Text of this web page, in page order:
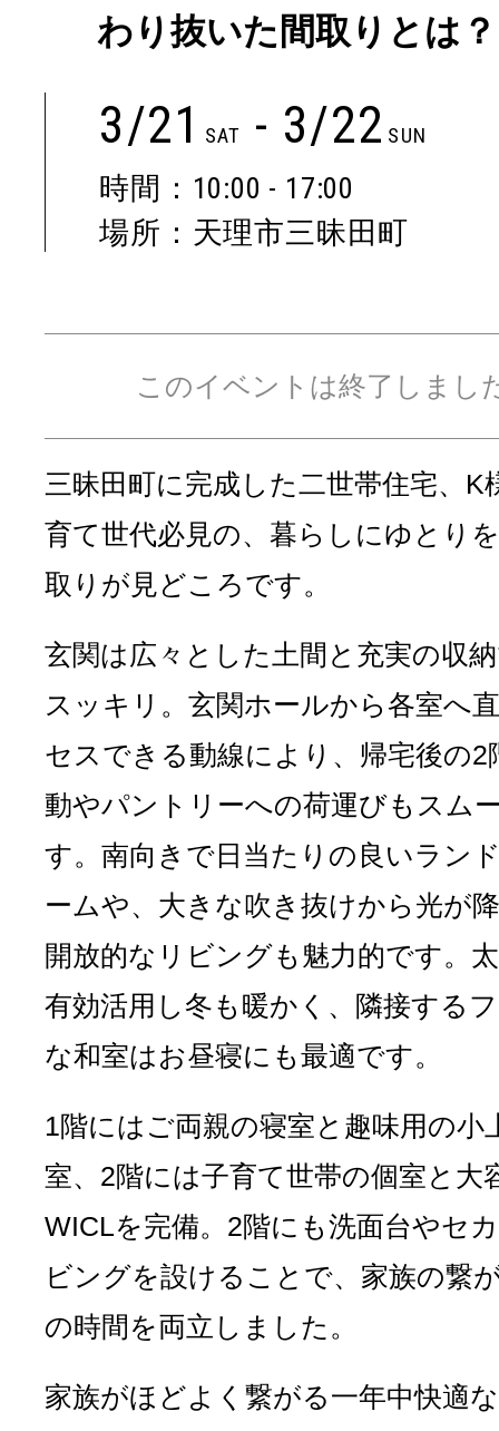
わり抜いた間取りとは？
3/21 SAT - 3/22 SUN
時間：10:00 - 17:00
場所：天理市三昧田町
このイベントは終了しまし
三昧田町に完成した二世帯住宅、K
育て世代必見の、暮らしにゆとり
取りが見どころです。
玄関は広々とした土間と充実の収
スッキリ。玄関ホールから各室へ
セスできる動線により、帰宅後の2
動やパントリーへの荷運びもスム
す。南向きで日当たりの良いラン
ームや、大きな吹き抜けから光が
開放的なリビングも魅力的です。
有効活用し冬も暖かく、隣接する
な和室はお昼寝にも最適です。
1階にはご両親の寝室と趣味用の小
室、2階には子育て世帯の個室と大
WICLを完備。2階にも洗面台やセ
ビングを設けることで、家族の繋
の時間を両立しました。
家族がほどよく繋がる一年中快適